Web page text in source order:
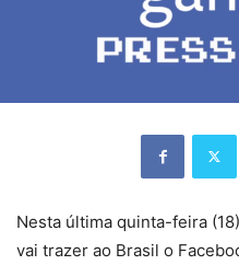
Nesta última quinta-feira
vai trazer ao Brasil o